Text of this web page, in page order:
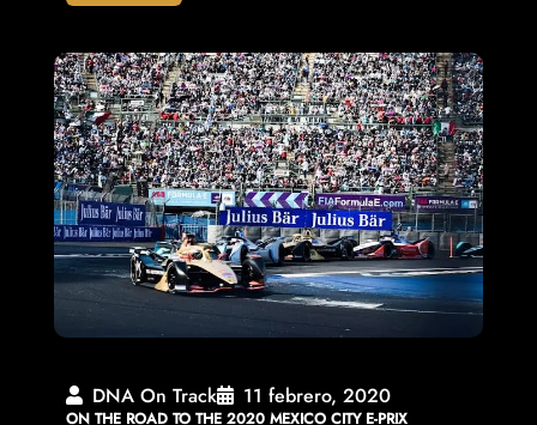
DNA On Track 11 febrero, 2020
ON THE ROAD TO THE 2020 MEXICO CITY E-PRIX